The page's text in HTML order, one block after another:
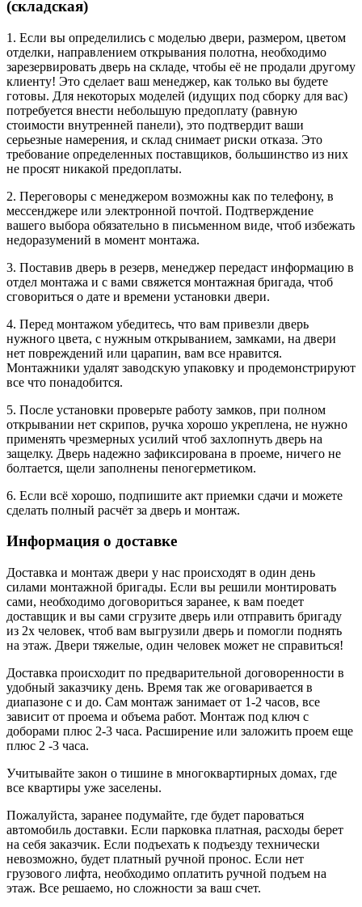
(складская)
1. Если вы определились с моделью двери, размером, цветом
отделки, направлением открывания полотна, необходимо
зарезервировать дверь на складе, чтобы её не продали другому
клиенту! Это сделает ваш менеджер, как только вы будете
готовы. Для некоторых моделей (идущих под сборку для вас)
потребуется внести небольшую предоплату (равную
стоимости внутренней панели), это подтвердит ваши
серьезные намерения, и склад снимает риски отказа. Это
требование определенных поставщиков, большинство из них
не просят никакой предоплаты.
2. Переговоры с менеджером возможны как по телефону, в
мессенджере или электронной почтой. Подтверждение
вашего выбора обязательно в письменном виде, чтоб избежать
недоразумений в момент монтажа.
3. Поставив дверь в резерв, менеджер передаст информацию в
отдел монтажа и с вами свяжется монтажная бригада, чтоб
сговориться о дате и времени установки двери.
4. Перед монтажом убедитесь, что вам привезли дверь
нужного цвета, с нужным открыванием, замками, на двери
нет повреждений или царапин, вам все нравится.
Монтажники удалят заводскую упаковку и продемонстрируют
все что понадобится.
5. После установки проверьте работу замков, при полном
открывании нет скрипов, ручка хорошо укреплена, не нужно
применять чрезмерных усилий чтоб захлопнуть дверь на
защелку. Дверь надежно зафиксирована в проеме, ничего не
болтается, щели заполнены пеногерметиком.
6. Если всё хорошо, подпишите акт приемки сдачи и можете
сделать полный расчёт за дверь и монтаж.
Информация о доставке
Доставка и монтаж двери у нас происходят в один день
силами монтажной бригады. Если вы решили монтировать
сами, необходимо договориться заранее, к вам поедет
доставщик и вы сами сгрузите дверь или отправить бригаду
из 2х человек, чтоб вам выгрузили дверь и помогли поднять
на этаж. Двери тяжелые, один человек может не справиться!
Доставка происходит по предварительной договоренности в
удобный заказчику день. Время так же оговаривается в
диапазоне с и до. Сам монтаж занимает от 1-2 часов, все
зависит от проема и объема работ. Монтаж под ключ с
доборами плюс 2-3 часа. Расширение или заложить проем еще
плюс 2 -3 часа.
Учитывайте закон о тишине в многоквартирных домах, где
все квартиры уже заселены.
Пожалуйста, заранее подумайте, где будет пароваться
автомобиль доставки. Если парковка платная, расходы берет
на себя заказчик. Если подъехать к подъезду технически
невозможно, будет платный ручной пронос. Если нет
грузового лифта, необходимо оплатить ручной подъем на
этаж. Все решаемо, но сложности за ваш счет.